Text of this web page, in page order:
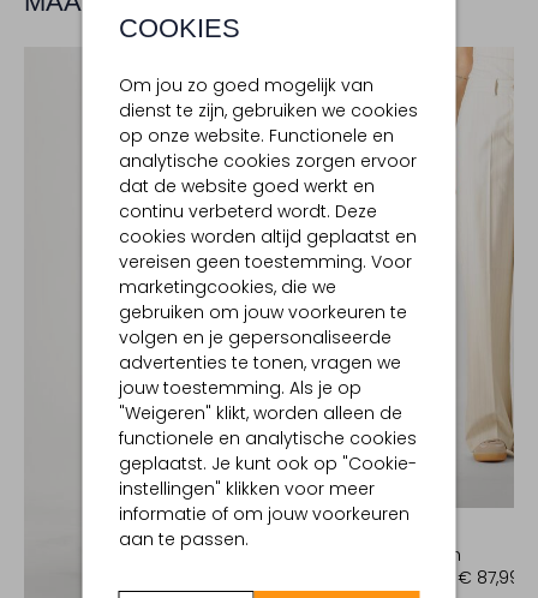
COOKIES
Om jou zo goed mogelijk van
dienst te zijn, gebruiken we cookies
op onze website. Functionele en
analytische cookies zorgen ervoor
dat de website goed werkt en
continu verbeterd wordt. Deze
cookies worden altijd geplaatst en
vereisen geen toestemming. Voor
marketingcookies, die we
gebruiken om jouw voorkeuren te
volgen en je gepersonaliseerde
advertenties te tonen, vragen we
jouw toestemming. Als je op
"Weigeren" klikt, worden alleen de
functionele en analytische cookies
geplaatst. Je kunt ook op "Cookie-
instellingen" klikken voor meer
informatie of om jouw voorkeuren
aan te passen.
Ontdek de look
Pantalon
€ 87,99